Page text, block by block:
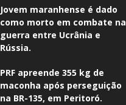
Jovem maranhense é dado
como morto em combate na
guerra entre Ucrânia e
Rússia.
PRF apreende 355 kg de
maconha após perseguição
na BR-135, em Peritoró.